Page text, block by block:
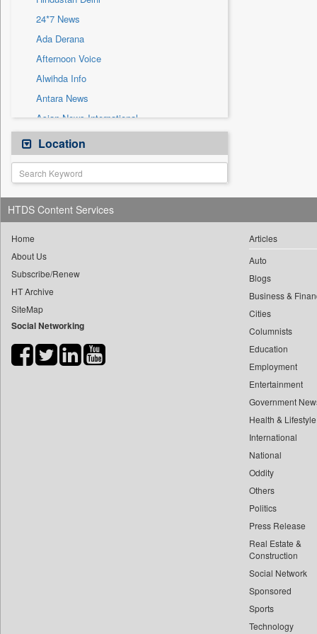
Sec
Solicitation
24*7 News
Ada Derana
Afternoon Voice
Alwihda Info
Antara News
Asian News International
Astro Devam
Australian Government News
Autox
Bis Research
Bana Africa Gossips
Bang Gaming
Bang Showbiz
Bang Tech
Bangladesh Business News
Bihar Times
Location
HTDS Content Services
Home
About Us
Subscribe/Renew
HT Archive
SiteMap
Social Networking
Articles
Auto
Blogs
Business &
Cities
Columnists
Education
Employment
Entertainment
Government
Health & Lifestyle
International
National
Oddity
Others
Politics
Press Release
Real Estate &
Construction
Social Network
Sponsored
Sports
Technology